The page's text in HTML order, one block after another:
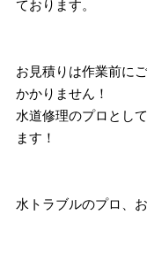
ております。
お見積りは作業前に
かかりません！
水道修理のプロとし
ます！
水トラブルのプロ、